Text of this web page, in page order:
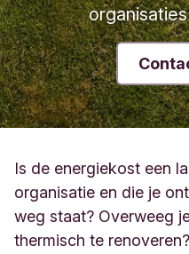
Is de energiekost een
organisatie en die je
weg staat? Overweeg
thermisch te